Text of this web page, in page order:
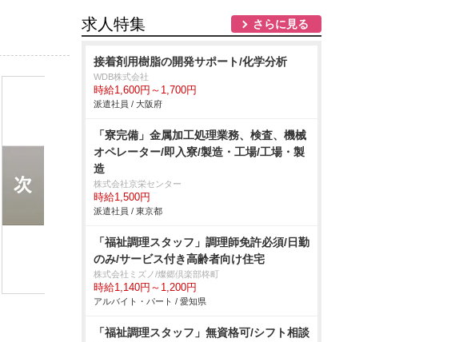
求人特集 さらに見る
接着剤用樹脂の開発サポート/化学分析
WDB株式会社
時給1,600円～1,700円
派遣社員 / 大阪府
「寮完備」金属加工処理業務、検査、機械
オペレーター/即入寮/製造・工場/工場・製
造
株式会社京栄センター
時給1,500円
派遣社員 / 東京都
「福祉調理スタッフ」調理師免許必須/日勤
のみ/サービス付き高齢者向け住宅
株式会社ミズノ/燦郷倶楽部柊町
時給1,140円～1,200円
アルバイト・パート / 愛知県
「福祉調理スタッフ」無資格可/シフト相談